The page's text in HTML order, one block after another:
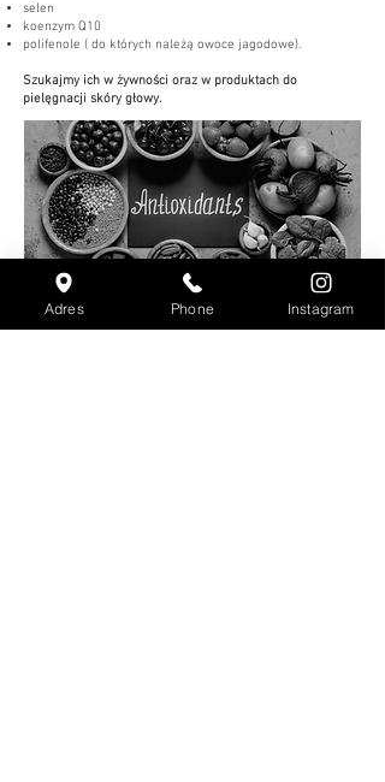
selen
koenzym Q10
polifenole ( do których należą owoce jagodowe).
Szukajmy ich w żywności oraz w produktach do
pielęgnacji skóry głowy.
Stres oksydacyjny
w znacznym stopniu przyśpiesza proces
starzenia się skóry głowy i włosów. Jest silnie powiązany
z chorobami skóry głowy, z łysieniem androgenowym, czy
Adres Phone Instagram